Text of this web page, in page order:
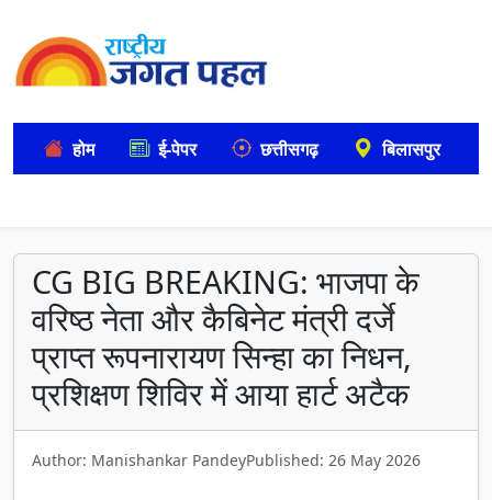
होम ई-पेपर छत्तीसगढ़ बिलासपुर
CG BIG BREAKING: भाजपा के
वरिष्ठ नेता और कैबिनेट मंत्री दर्जे
प्राप्त रूपनारायण सिन्हा का निधन,
प्रशिक्षण शिविर में आया हार्ट अटैक
Author: Manishankar PandeyPublished: 26 May 2026